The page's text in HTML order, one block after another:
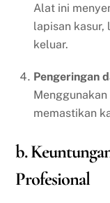
Alat ini
lapisan
keluar.
Pengeringan
memastikan
b.
Profesional